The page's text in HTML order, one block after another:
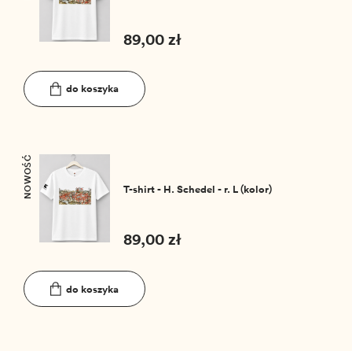
89,00 zł
do koszyka
NOWOŚĆ T-shirt - H. Schedel - r. L (kolor)
89,00 zł
do koszyka